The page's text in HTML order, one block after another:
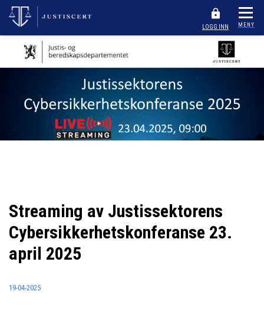
LOGG INN MENY
Streaming av Justissektorens
Cybersikkerhetskonferanse 23.
april 2025
19-04-2025